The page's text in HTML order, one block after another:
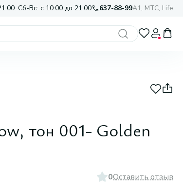
Сб-Вс: с 10:00 до 21:00 637-88-99A1, МТС, Life
тон 001- Golden
0Оставить отзыв